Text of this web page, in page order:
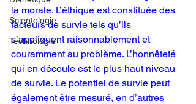
Scientologie
Technologie
la morale. L’éthique est constituée des
facteurs de survie tels qu’ils
s’appliquent raisonnablement et
couramment au problème. L’honnêteté
qui en découle est le plus haut niveau
de survie. Le potentiel de survie peut
également être mesuré, en d’autres